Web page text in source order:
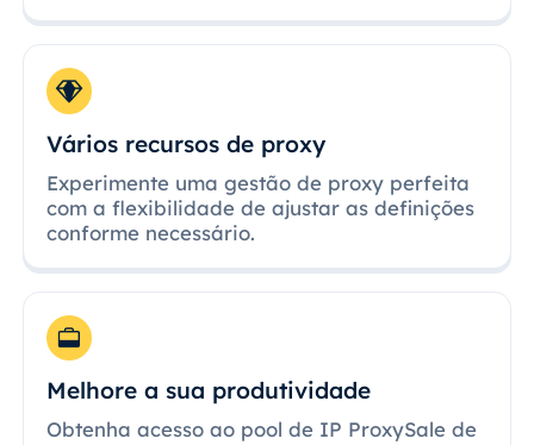
Vários recursos de proxy
Experimente uma gestão de proxy perfeita
com a flexibilidade de ajustar as definições
conforme necessário.
Melhore a sua produtividade
Obtenha acesso ao pool de IP ProxySale de